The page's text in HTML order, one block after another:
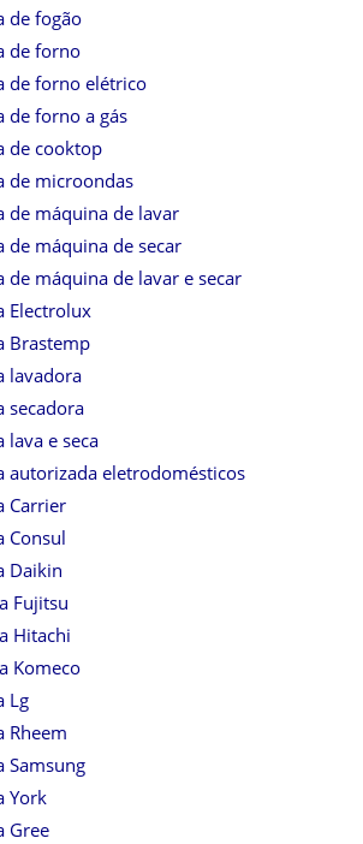
de fogão
de forno
de forno elétrico
de forno a gás
de cooktop
de microondas
de máquina de lavar
de máquina de secar
de máquina de lavar e secar
Electrolux
Brastemp
lavadora
secadora
lava e seca
autorizada eletrodomésticos
Carrier
Consul
Daikin
Fujitsu
Hitachi
Komeco
Lg
Rheem
Samsung
York
Gree